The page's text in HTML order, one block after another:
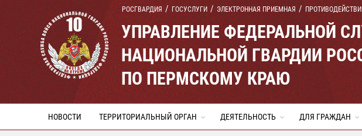
РОСГВАРДИЯ ГОСУСЛУГИ ЭЛЕКТРОННАЯ ПРИЕМНАЯ
УПРАВЛЕНИЕ ФЕДЕРАЛЬНОЙ
НАЦИОНАЛЬНОЙ ГВАРДИИ
ПО ПЕРМСКОМУ КРАЮ
НОВОСТИ ТЕРРИТОРИАЛЬНЫЙ ОРГАН ДЕЯТЕЛЬНОСТЬ ДЛЯ ГРАЖДАН